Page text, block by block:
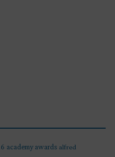
academy awards alfred